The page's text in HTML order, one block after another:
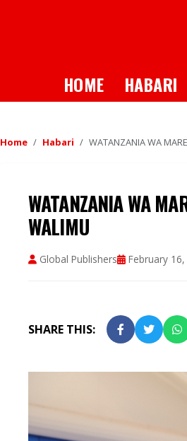
HOME HABARI
Home Habari WATANZANIA WA
WATANZANIA WA
WALIMU
Global Publishers February
SHARE THIS: